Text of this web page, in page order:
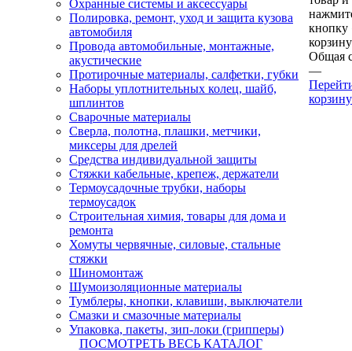
Охранные системы и аксессуары
Полировка, ремонт, уход и защита кузова
автомобиля
Провода автомобильные, монтажные,
акустические
Протирочные материалы, салфетки, губки
Наборы уплотнительных колец, шайб,
шплинтов
Сварочные материалы
Сверла, полотна, плашки, метчики,
миксеры для дрелей
Средства индивидуальной защиты
Стяжки кабельные, крепеж, держатели
Термоусадочные трубки, наборы
термоусадок
Строительная химия, товары для дома и
ремонта
Хомуты червячные, силовые, стальные
стяжки
Шиномонтаж
Шумоизоляционные материалы
Тумблеры, кнопки, клавиши, выключатели
Смазки и смазочные материалы
Упаковка, пакеты, зип-локи (грипперы)
ПОСМОТРЕТЬ ВЕСЬ КАТАЛОГ
кнопку
Общая
—
корзину